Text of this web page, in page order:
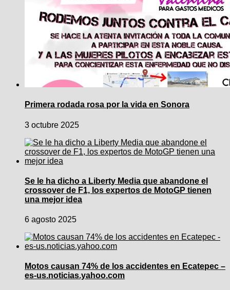
Primera rodada rosa por la vida en Sonora
3 octubre 2025
Se le ha dicho a Liberty Media que abandone el
crossover de F1, los expertos de MotoGP tienen
una mejor idea
6 agosto 2025
Motos causan 74% de los accidentes en Ecatepec –
es-us.noticias.yahoo.com